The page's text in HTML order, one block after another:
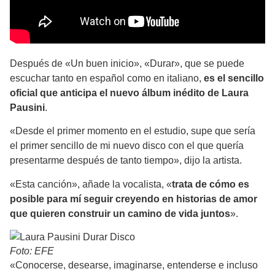
Después de «Un buen inicio», «Durar», que se puede
escuchar tanto en español como en italiano, es el sencillo
oficial que anticipa el nuevo álbum inédito de Laura
Pausini.
«Desde el primer momento en el estudio, supe que sería
el primer sencillo de mi nuevo disco con el que quería
presentarme después de tanto tiempo», dijo la artista.
«Esta canción», añade la vocalista, «trata de cómo es
posible para mí seguir creyendo en historias de amor
que quieren construir un camino de vida juntos».
Foto: EFE
«Conocerse, desearse, imaginarse, entenderse e incluso